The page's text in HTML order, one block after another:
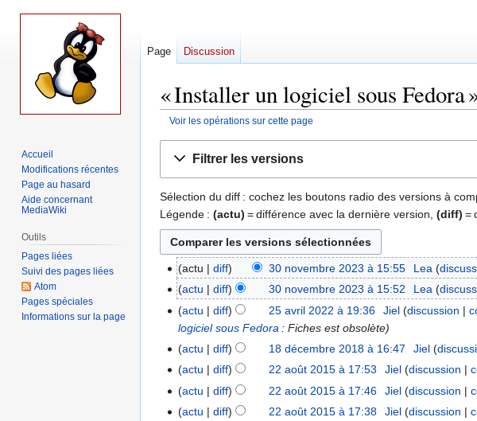
« Installer un logiciel sous Fedora
Voir les opérations sur cette page
navigation
recherche
Filtrer les versions
Sélection du diff : cochez les boutons radio des versions à
Légende : (actu) = différence avec la dernière version, (diff) =
30
novembre
2023
actu diff 30 novembre 2023 à 15:55 Lea
A
u
c
n
r
é
s
actu diff 30 novembre 2023 à 15:52 Lea
A
u
u
n
r
é
25
avril
2022
actu diff 25 avril 2022 à 19:36 Jiel discussion
logiciel sous Fedora : Fiches est obsolète
18
décembre
2018
actu diff 18 décembre 2018 à 16:47 Jiel
22
août
2015
actu diff 22 août 2015 à 17:53 Jiel discussion
actu
diff 22 août 2015 à 17:46 Jiel discussion
actu
diff 22 août 2015 à 17:38 Jiel discussion
Page Discussion
Accueil
Modifications récentes
Page au hasard
Aide concernant
MediaWiki
Outils
Pages liées
Suivi des pages liées
Atom
Pages spéciales
Informations sur la page